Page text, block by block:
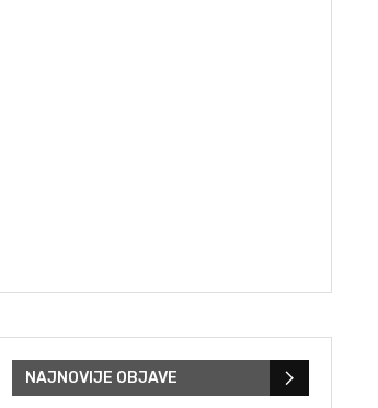
NAJNOVIJE OBJAVE